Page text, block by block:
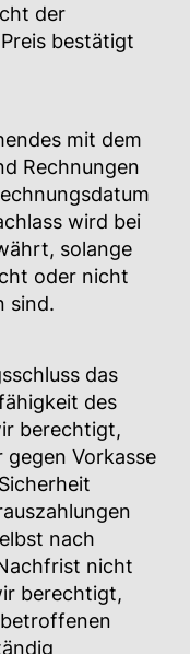
der
bestätigt
mit dem
Rechnungen
wird bei
solange
oder nicht
sind.
das
des
berechtigt,
gegen Vorkasse
nach
nicht
berechtigt,